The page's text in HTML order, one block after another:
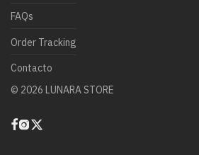
FAQs
Order Tracking
Contacto
© 2026 LUNARA STORE